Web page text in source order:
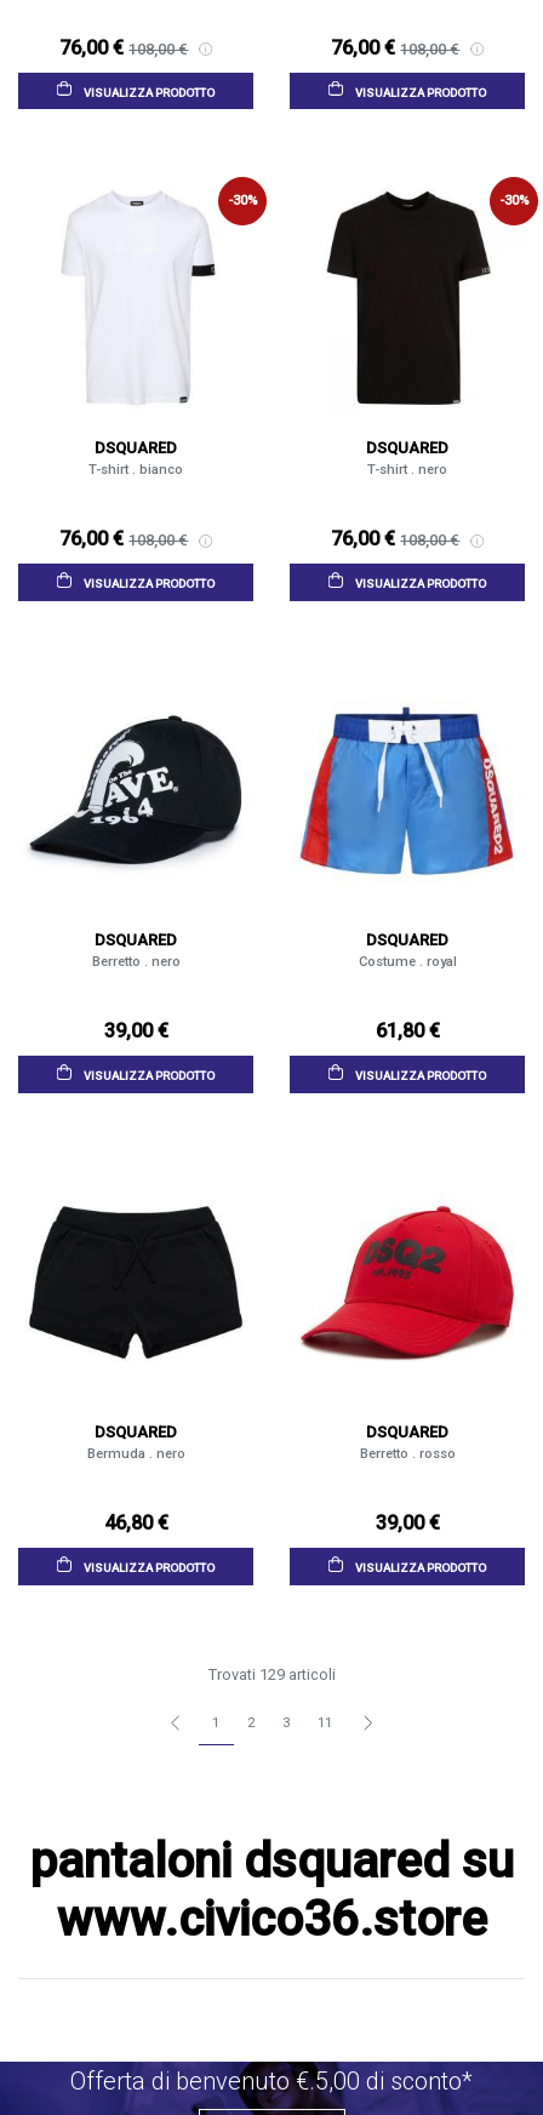
76,00 € 108,00 €
VISUALIZZA PRODOTTO
76,00 € 108,00 €
VISUALIZZA PRODOTTO
-30%
DSQUARED
T-shirt . bianco
76,00 € 108,00 €
VISUALIZZA PRODOTTO
-30%
DSQUARED
T-shirt . nero
76,00 € 108,00 €
VISUALIZZA PRODOTTO
DSQUARED
Berretto . nero
39,00 €
VISUALIZZA PRODOTTO
DSQUARED
Costume . royal
61,80 €
VISUALIZZA PRODOTTO
DSQUARED
Bermuda . nero
46,80 €
VISUALIZZA PRODOTTO
DSQUARED
Berretto . rosso
39,00 €
VISUALIZZA PRODOTTO
Trovati 129 articoli
1 2 3 11
pantaloni dsquared su
www.civico36.store
Offerta di benvenuto €.5,00 di sconto*